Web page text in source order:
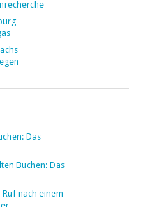
Das
Buchen: Das
nach einem